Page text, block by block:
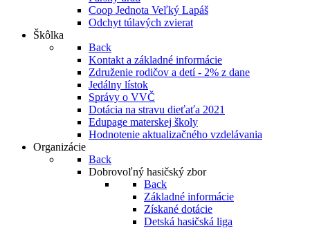
Coop Jednota Veľký Lapáš
Odchyt túlavých zvierat
Škôlka
Back
Kontakt a základné informácie
Združenie rodičov a detí - 2% z dane
Jedálny lístok
Správy o VVČ
Dotácia na stravu dieťaťa 2021
Edupage materskej školy
Hodnotenie aktualizačného vzdelávania
Organizácie
Back
Dobrovoľný hasičský zbor
Back
Základné informácie
Získané dotácie
Detská hasičská liga